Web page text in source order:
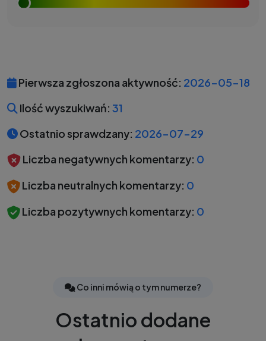
Pierwsza zgłoszona aktywność: 2026-05-18
Ilość wyszukiwań: 31
Ostatnio sprawdzany: 2026-07-29
Liczba negatywnych komentarzy: 0
Liczba neutralnych komentarzy: 0
Liczba pozytywnych komentarzy: 0
Co inni mówią o tym numerze?
Ostatnio dodane